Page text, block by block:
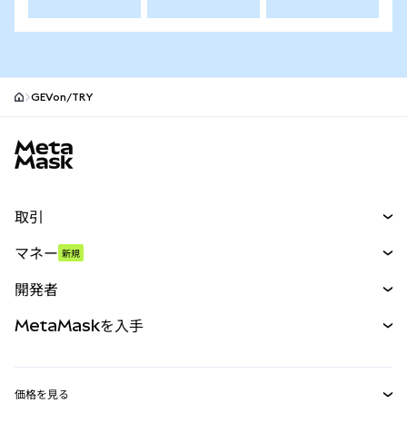
GEVon/TRY
取引
パーペチュアル
RWA
マネー 新規
開発者
MetaMaskを入手
価格を見る